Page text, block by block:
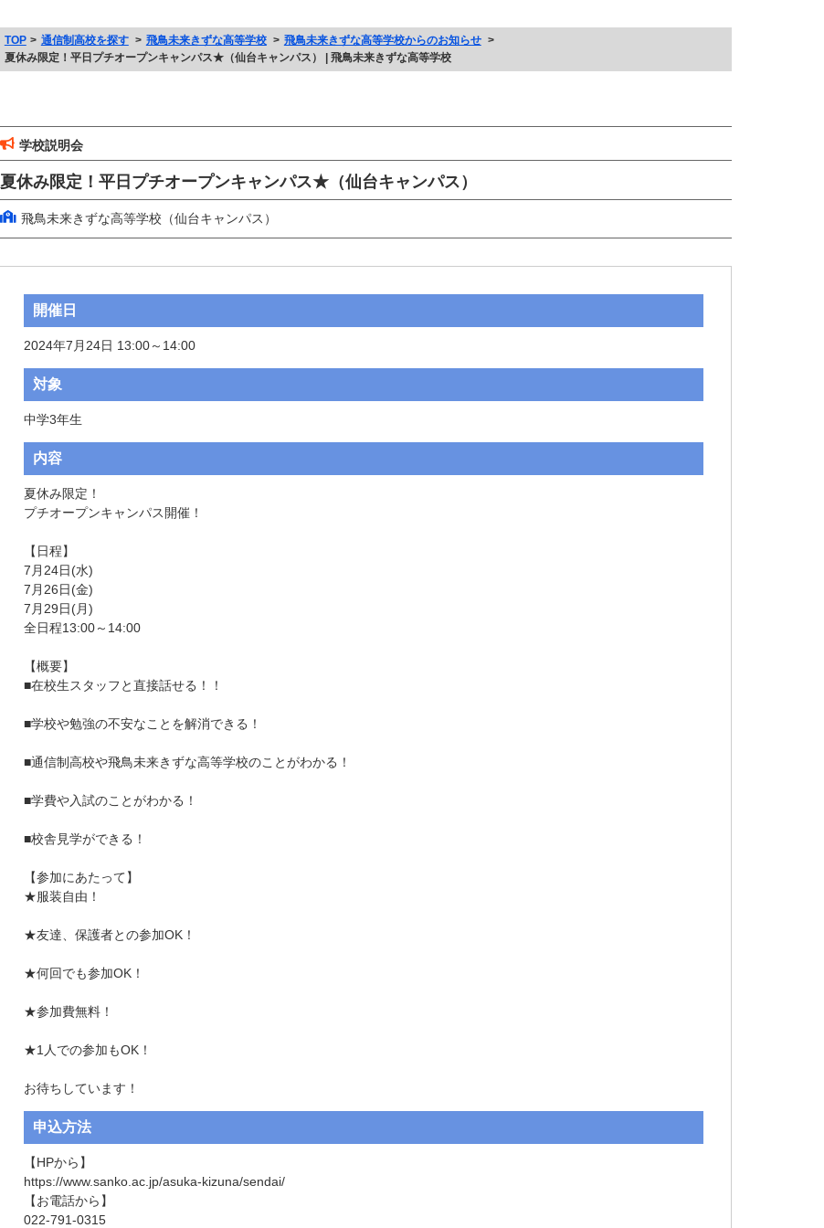
TOP 通信制高校を探す 飛鳥未来きずな高等学校
飛鳥未来きずな高等学校からのお知らせ
夏休み限定！平日プチオープンキャンパス★（仙台キャンパス） | 飛鳥未来きずな高等学校
学校説明会
夏休み限定！平日プチオープンキャンパス★（仙台キャンパス）
飛鳥未来きずな高等学校（仙台キャンパス）
開催日
2024年7月24日 13:00～14:00
対象
中学3年生
内容
夏休み限定！
プチオープンキャンパス開催！
【日程】
7月24日(水)
7月26日(金)
7月29日(月)
全日程13:00～14:00
【概要】
■在校生スタッフと直接話せる！！
■学校や勉強の不安なことを解消できる！
■通信制高校や飛鳥未来きずな高等学校のことがわかる！
■学費や入試のことがわかる！
■校舎見学ができる！
【参加にあたって】
★服装自由！
★友達、保護者との参加OK！
★何回でも参加OK！
★参加費無料！
★1人での参加もOK！
申込方法
【HPから】
https://www.sanko.ac.jp/asuka-kizuna/sendai/
【お電話から】
022-791-0315